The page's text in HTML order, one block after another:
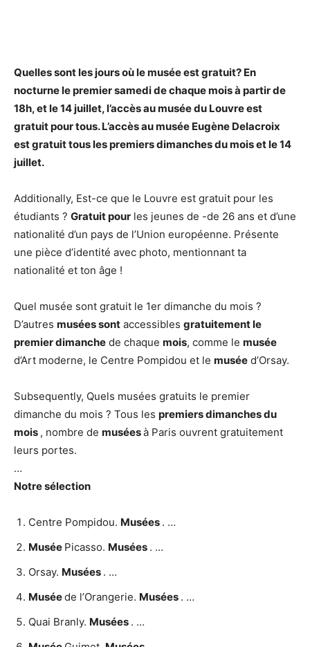
Quelles sont les jours où le muséeest gratuit? En
nocturne lepremiersamedi de chaquemoisà partir de
18h, et le 14 juillet, l’accès au musée du Louvre est
gratuitpour tous. L’accès au musée Eugène Delacroix
est gratuittous lespremiers dimanches du moiset le 14
juillet.
Additionally, Est-ce que le Louvre est gratuit pour les
étudiants ? Gratuit pour les jeunes de -de 26 ans et d’une
nationalité d’un pays de l’Union européenne. Présente
une pièce d’identité avec photo, mentionnant ta
nationalité et ton âge !
Quel musée sont gratuit le 1er dimanche du mois ?
D’autres musées sont accessibles gratuitement le
premier dimanche de chaque mois, comme le musée
d’Art moderne, le Centre Pompidou et le musée d’Orsay.
Subsequently, Quels musées gratuits le premier
dimanche du mois ? Tous les premiers dimanches du
mois , nombre de muséesà Paris ouvrent gratuitement
leurs portes.
…
Notre sélection
Centre Pompidou. Musées . …
Musée Picasso. Musées . …
Orsay. Musées . …
Muséede l’Orangerie. Musées . …
Quai Branly. Musées . …